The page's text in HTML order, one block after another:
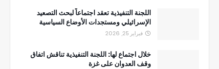
اللجنة التنفيذية تعقد اجتماعاً لبحث التصعيد
الإسرائيلي ومستجدات الأوضاع السياسية
فبراير 25, 2026
خلال اجتماع لها: اللجنة التنفيذية تناقش اتفاق
وقف العدوان على غزة